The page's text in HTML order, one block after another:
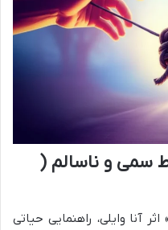
سمی و ناسالم (
آنا وایلی، راهنمایی حیاتی